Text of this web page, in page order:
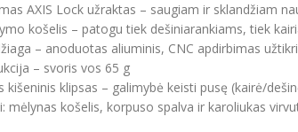
AXIS Lock užraktas – saugiam ir sklandžiam
košelis – patogu tiek dešiniarankiams, tiek
– anoduotas aliuminis, CNC apdirbimas
– svoris vos 65 g
kišeninis klipsas – galimybė keisti pusę (kairė/
mėlynas košelis, korpuso spalva ir karoliukas